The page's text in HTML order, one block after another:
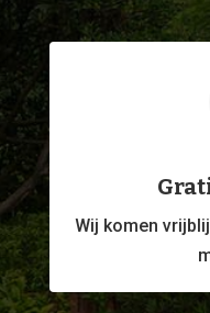
Wij komen